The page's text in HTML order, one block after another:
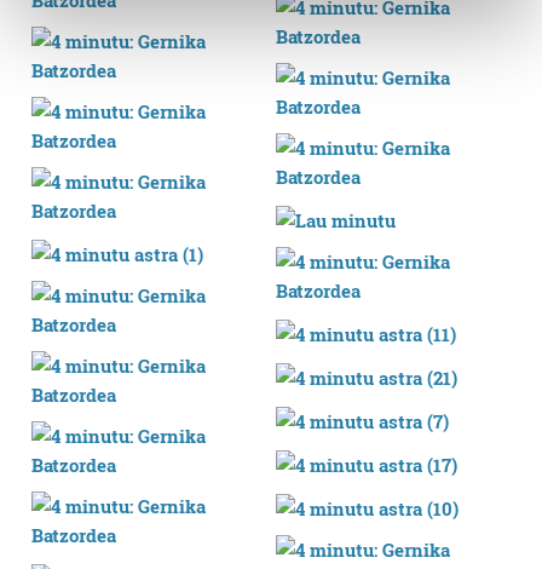
and set your preferences in the details section
Guk eta gure bazkideek zure datu pertsonalak
prozesatzen ditugu, zure IP zenbakia, besteak beste,
teknologia erabiliz, cookieak adibidez, iragarki eta eduki
pertsonalizatuak eskaintzeko, iragarkiak eta edukia
neurtzeko, jendeari buruzko informazioa biltzeko eta
produktuak garatzeko. Zure datuak nork eta zertarako
erabiltzen dituen hauta dezakezu.
Bazkide batzuek ez dizute baimenik eskatzen, eta beren
interes komertzial legitimoetan babesten dira. Ikusi gure
bazkideen zerrenda, beren ustez zein helburutarako
duten interes legitimoa eta horren aurka nola egin
dezakezun ikusteko.
Lortu zure datu pertsonalak prozesatzeko moduari
buruzko informazio gehiago eta ezarri zure lehentasunak
datuen atalean. Edozein unetan alda edo ken dezakezu